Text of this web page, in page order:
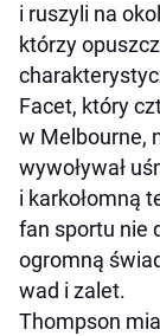
i ruszyli na
którzy
Facet, który
w Melbourne,
wywoływał
i karkołomną
fan sportu nie
ogromną
wad i zalet.
Thompson